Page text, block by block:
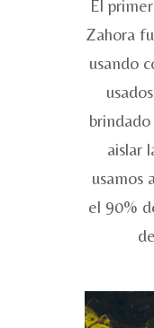
El
Zahora
usando
brindado
aislar
usamos
el 90%